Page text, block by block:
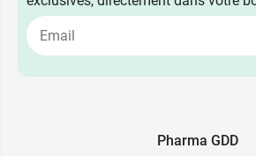
Pharma GDD